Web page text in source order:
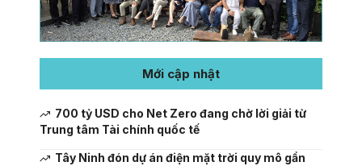
Mới cập nhật
700 tỷ USD cho Net Zero đang chờ lời giải từ
Trung tâm Tài chính quốc tế
Tây Ninh đón dự án điện mặt trời quy mô gần